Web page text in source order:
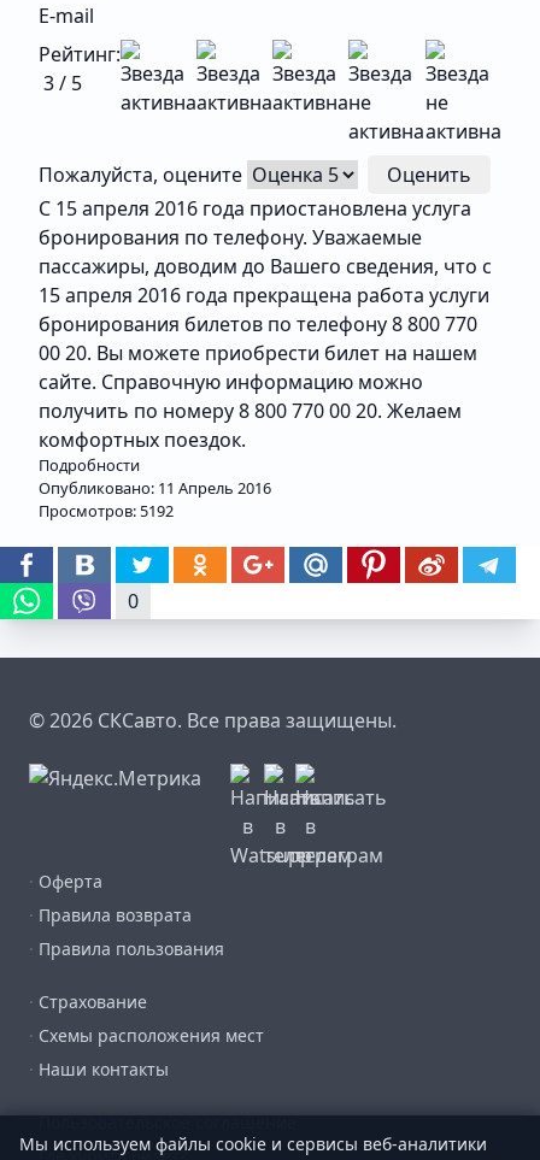
E-mail
Рейтинг:
3/ 5
Пожалуйста, оцените
С 15 апреля 2016 года приостановлена услуга
бронирования по телефону. Уважаемые
пассажиры, доводим до Вашего сведения, что с
15 апреля 2016 года прекращена работа услуги
бронирования билетов по телефону 8 800 770
00 20. Вы можете приобрести билет на нашем
сайте. Справочную информацию можно
получить по номеру 8 800 770 00 20. Желаем
комфортных поездок.
0
Подробности
Опубликовано: 11 Апрель 2016
Просмотров: 5192
© 2026 СКСавто. Все права защищены.
· Оферта
· Правила возврата
· Правила пользования
· Страхование
· Схемы расположения мест
· Наши контакты
·Пользовательское соглашение
Мы используем файлы cookie и сервисы веб-аналитики